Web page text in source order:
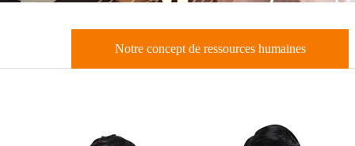
Notre concept de ressources humaines